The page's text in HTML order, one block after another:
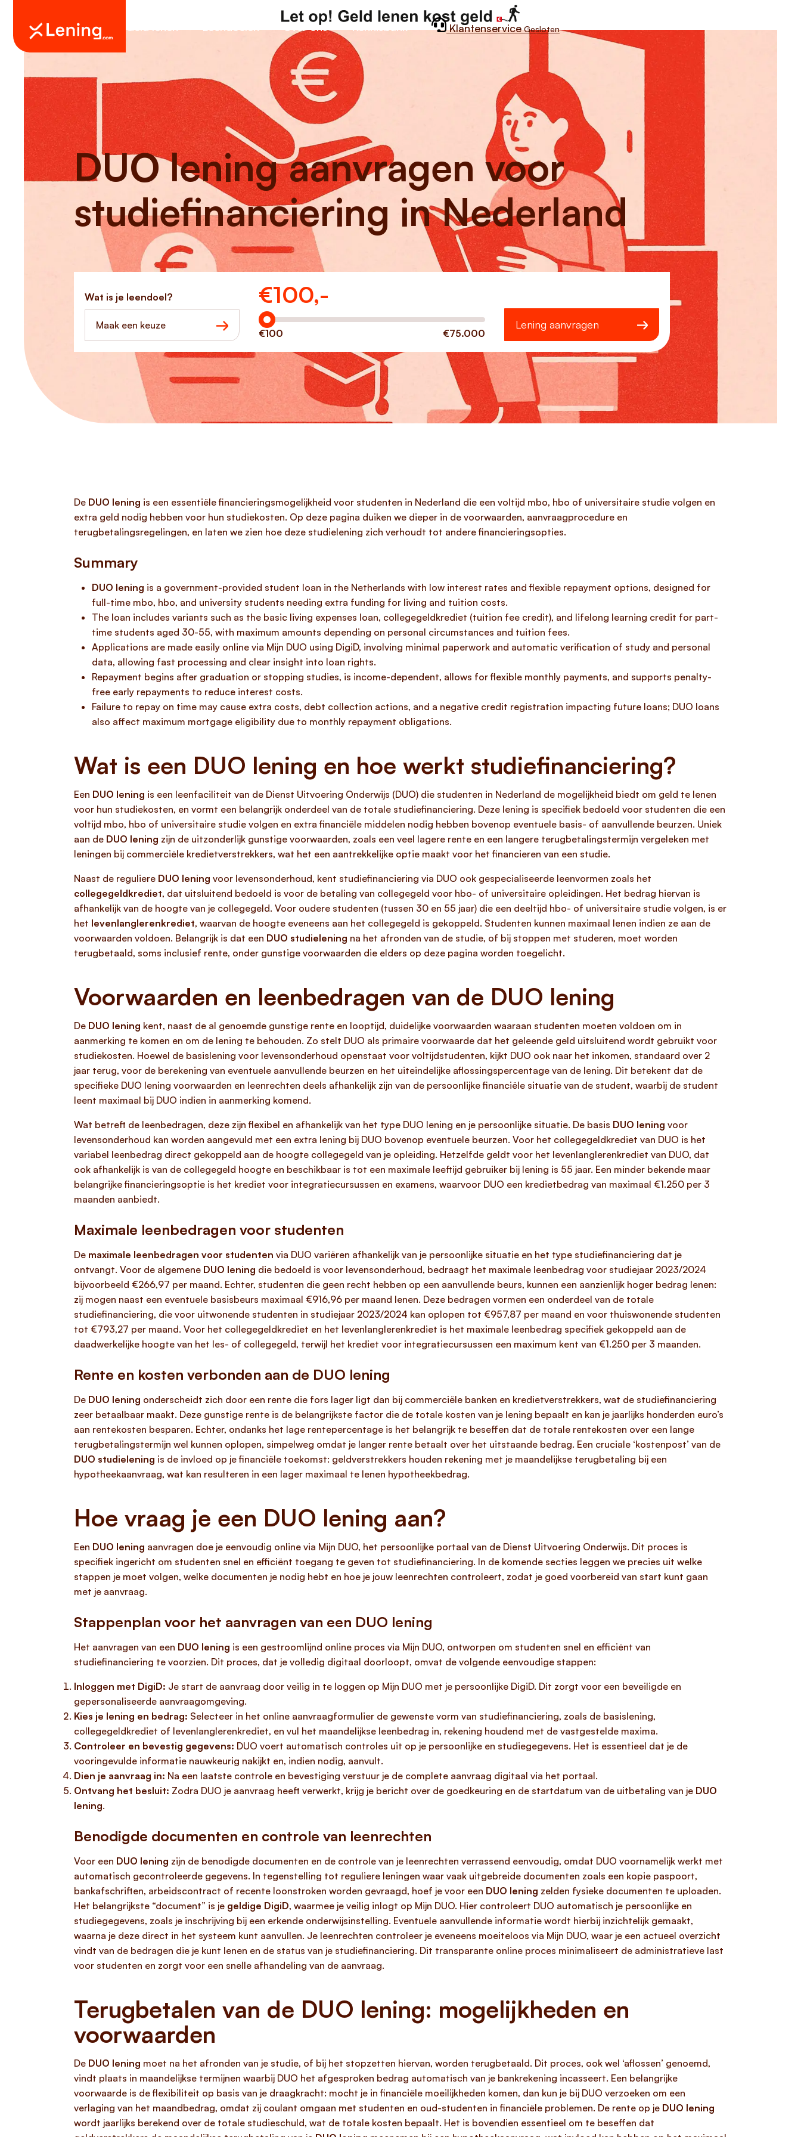
Geld lenen Leendoelen Over ons Kennisbank Klantenservice Gesloten
DUO lening aanvragen voor
studiefinanciering in Nederland
Wat is je leendoel?
Maak een keuze
€100,-
Hoeveel wilt u lenen?
€100 €75.000
Lening aanvragen
De DUO lening is een essentiële financieringsmogelijkheid voor studenten in Nederland die een voltijd mbo, hbo of universitaire studie volgen en
extra geld nodig hebben voor hun studiekosten. Op deze pagina duiken we dieper in de voorwaarden, aanvraagprocedure en
terugbetalingsregelingen, en laten we zien hoe deze studielening zich verhoudt tot andere financieringsopties.
Summary
DUO lening is a government-provided student loan in the Netherlands with low interest rates and flexible repayment options, designed for
full-time mbo, hbo, and university students needing extra funding for living and tuition costs.
The loan includes variants such as the basic living expenses loan, collegegeldkrediet (tuition fee credit), and lifelong learning credit for part-
time students aged 30-55, with maximum amounts depending on personal circumstances and tuition fees.
Applications are made easily online via Mijn DUO using DigiD, involving minimal paperwork and automatic verification of study and personal
data, allowing fast processing and clear insight into loan rights.
Repayment begins after graduation or stopping studies, is income-dependent, allows for flexible monthly payments, and supports penalty-
free early repayments to reduce interest costs.
Failure to repay on time may cause extra costs, debt collection actions, and a negative credit registration impacting future loans; DUO loans
also affect maximum mortgage eligibility due to monthly repayment obligations.
Wat is een DUO lening en hoe werkt studiefinanciering?
Een DUO lening is een leenfaciliteit van de Dienst Uitvoering Onderwijs (DUO) die studenten in Nederland de mogelijkheid biedt om geld te lenen
voor hun studiekosten, en vormt een belangrijk onderdeel van de totale studiefinanciering. Deze lening is specifiek bedoeld voor studenten die een
voltijd mbo, hbo of universitaire studie volgen en extra financiële middelen nodig hebben bovenop eventuele basis- of aanvullende beurzen. Uniek
aan de DUO lening zijn de uitzonderlijk gunstige voorwaarden, zoals een veel lagere rente en een langere terugbetalingstermijn vergeleken met
leningen bij commerciële kredietverstrekkers, wat het een aantrekkelijke optie maakt voor het financieren van een studie.
Naast de reguliere DUO lening voor levensonderhoud, kent studiefinanciering via DUO ook gespecialiseerde leenvormen zoals het
collegegeldkrediet, dat uitsluitend bedoeld is voor de betaling van collegegeld voor hbo- of universitaire opleidingen. Het bedrag hiervan is
afhankelijk van de hoogte van je collegegeld. Voor oudere studenten (tussen 30 en 55 jaar) die een deeltijd hbo- of universitaire studie volgen, is er
het levenlanglerenkrediet, waarvan de hoogte eveneens aan het collegegeld is gekoppeld. Studenten kunnen maximaal lenen indien ze aan de
voorwaarden voldoen. Belangrijk is dat een DUO studielening na het afronden van de studie, of bij stoppen met studeren, moet worden
terugbetaald, soms inclusief rente, onder gunstige voorwaarden die elders op deze pagina worden toegelicht.
Voorwaarden en leenbedragen van de DUO lening
De DUO lening kent, naast de al genoemde gunstige rente en looptijd, duidelijke voorwaarden waaraan studenten moeten voldoen om in
aanmerking te komen en om de lening te behouden. Zo stelt DUO als primaire voorwaarde dat het geleende geld uitsluitend wordt gebruikt voor
studiekosten. Hoewel de basislening voor levensonderhoud openstaat voor voltijdstudenten, kijkt DUO ook naar het inkomen, standaard over 2
jaar terug, voor de berekening van eventuele aanvullende beurzen en het uiteindelijke aflossingspercentage van de lening. Dit betekent dat de
specifieke DUO lening voorwaarden en leenrechten deels afhankelijk zijn van de persoonlijke financiële situatie van de student, waarbij de student
leent maximaal bij DUO indien in aanmerking komend.
Wat betreft de leenbedragen, deze zijn flexibel en afhankelijk van het type DUO lening en je persoonlijke situatie. De basis DUO lening voor
levensonderhoud kan worden aangevuld met een extra lening bij DUO bovenop eventuele beurzen. Voor het collegegeldkrediet van DUO is het
variabel leenbedrag direct gekoppeld aan de hoogte collegegeld van je opleiding. Hetzelfde geldt voor het levenlanglerenkrediet van DUO, dat
ook afhankelijk is van de collegegeld hoogte en beschikbaar is tot een maximale leeftijd gebruiker bij lening is 55 jaar. Een minder bekende maar
belangrijke financieringsoptie is het krediet voor integratiecursussen en examens, waarvoor DUO een kredietbedrag van maximaal €1.250 per 3
maanden aanbiedt.
Maximale leenbedragen voor studenten
De maximale leenbedragen voor studenten via DUO variëren afhankelijk van je persoonlijke situatie en het type studiefinanciering dat je
ontvangt. Voor de algemene DUO lening die bedoeld is voor levensonderhoud, bedraagt het maximale leenbedrag voor studiejaar 2023/2024
bijvoorbeeld €266,97 per maand. Echter, studenten die geen recht hebben op een aanvullende beurs, kunnen een aanzienlijk hoger bedrag lenen:
zij mogen naast een eventuele basisbeurs maximaal €916,96 per maand lenen. Deze bedragen vormen een onderdeel van de totale
studiefinanciering, die voor uitwonende studenten in studiejaar 2023/2024 kan oplopen tot €957,87 per maand en voor thuiswonende studenten
tot €793,27 per maand. Voor het collegegeldkrediet en het levenlanglerenkrediet is het maximale leenbedrag specifiek gekoppeld aan de
daadwerkelijke hoogte van het les- of collegegeld, terwijl het krediet voor integratiecursussen een maximum kent van €1.250 per 3 maanden.
Rente en kosten verbonden aan de DUO lening
De DUO lening onderscheidt zich door een rente die fors lager ligt dan bij commerciële banken en kredietverstrekkers, wat de studiefinanciering
zeer betaalbaar maakt. Deze gunstige rente is de belangrijkste factor die de totale kosten van je lening bepaalt en kan je jaarlijks honderden euro’s
aan rentekosten besparen. Echter, ondanks het lage rentepercentage is het belangrijk te beseffen dat de totale rentekosten over een lange
terugbetalingstermijn wel kunnen oplopen, simpelweg omdat je langer rente betaalt over het uitstaande bedrag. Een cruciale ‘kostenpost’ van de
DUO studielening is de invloed op je financiële toekomst: geldverstrekkers houden rekening met je maandelijkse terugbetaling bij een
hypotheekaanvraag, wat kan resulteren in een lager maximaal te lenen hypotheekbedrag.
Hoe vraag je een DUO lening aan?
Een DUO lening aanvragen doe je eenvoudig online via Mijn DUO, het persoonlijke portaal van de Dienst Uitvoering Onderwijs. Dit proces is
specifiek ingericht om studenten snel en efficiënt toegang te geven tot studiefinanciering. In de komende secties leggen we precies uit welke
stappen je moet volgen, welke documenten je nodig hebt en hoe je jouw leenrechten controleert, zodat je goed voorbereid van start kunt gaan
met je aanvraag.
Stappenplan voor het aanvragen van een DUO lening
Het aanvragen van een DUO lening is een gestroomlijnd online proces via Mijn DUO, ontworpen om studenten snel en efficiënt van
studiefinanciering te voorzien. Dit proces, dat je volledig digitaal doorloopt, omvat de volgende eenvoudige stappen:
Inloggen met DigiD: Je start de aanvraag door veilig in te loggen op Mijn DUO met je persoonlijke DigiD. Dit zorgt voor een beveiligde en
gepersonaliseerde aanvraagomgeving.
Kies je lening en bedrag: Selecteer in het online aanvraagformulier de gewenste vorm van studiefinanciering, zoals de basislening,
collegegeldkrediet of levenlanglerenkrediet, en vul het maandelijkse leenbedrag in, rekening houdend met de vastgestelde maxima.
Controleer en bevestig gegevens: DUO voert automatisch controles uit op je persoonlijke en studiegegevens. Het is essentieel dat je de
vooringevulde informatie nauwkeurig nakijkt en, indien nodig, aanvult.
Dien je aanvraag in: Na een laatste controle en bevestiging verstuur je de complete aanvraag digitaal via het portaal.
Ontvang het besluit: Zodra DUO je aanvraag heeft verwerkt, krijg je bericht over de goedkeuring en de startdatum van de uitbetaling van je DUO
lening.
Benodigde documenten en controle van leenrechten
Voor een DUO lening zijn de benodigde documenten en de controle van je leenrechten verrassend eenvoudig, omdat DUO voornamelijk werkt met
automatisch gecontroleerde gegevens. In tegenstelling tot reguliere leningen waar vaak uitgebreide documenten zoals een kopie paspoort,
bankafschriften, arbeidscontract of recente loonstroken worden gevraagd, hoef je voor een DUO lening zelden fysieke documenten te uploaden.
Het belangrijkste “document” is je geldige DigiD, waarmee je veilig inlogt op Mijn DUO. Hier controleert DUO automatisch je persoonlijke en
studiegegevens, zoals je inschrijving bij een erkende onderwijsinstelling. Eventuele aanvullende informatie wordt hierbij inzichtelijk gemaakt,
waarna je deze direct in het systeem kunt aanvullen. Je leenrechten controleer je eveneens moeiteloos via Mijn DUO, waar je een actueel overzicht
vindt van de bedragen die je kunt lenen en de status van je studiefinanciering. Dit transparante online proces minimaliseert de administratieve last
voor studenten en zorgt voor een snelle afhandeling van de aanvraag.
Terugbetalen van de DUO lening: mogelijkheden en
voorwaarden
De DUO lening moet na het afronden van je studie, of bij het stopzetten hiervan, worden terugbetaald. Dit proces, ook wel ‘aflossen’ genoemd,
vindt plaats in maandelijkse termijnen waarbij DUO het afgesproken bedrag automatisch van je bankrekening incasseert. Een belangrijke
voorwaarde is de flexibiliteit op basis van je draagkracht: mocht je in financiële moeilijkheden komen, dan kun je bij DUO verzoeken om een
verlaging van het maandbedrag, omdat zij coulant omgaan met studenten en oud-studenten in financiële problemen. De rente op je DUO lening
wordt jaarlijks berekend over de totale studieschuld, wat de totale kosten bepaalt. Het is bovendien essentieel om te beseffen dat